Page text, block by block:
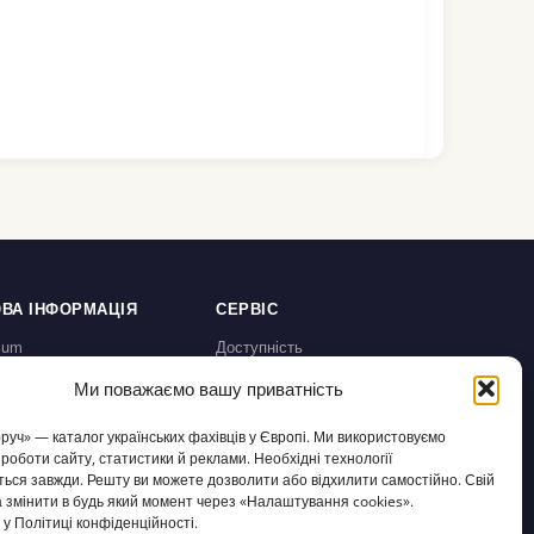
Ми поважаємо вашу приватність
— каталог українських фахівців у Європі. Ми використовуємо
сайту, статистики й реклами. Необхідні технології
завжди. Решту ви можете дозволити або відхилити самостійно. Свій
змінити в будь який момент через «Налаштування cookies».
Політиці конфіденційності.
ІНФОРМАЦІЯ
відмову /
СЕРВІС
Доступність